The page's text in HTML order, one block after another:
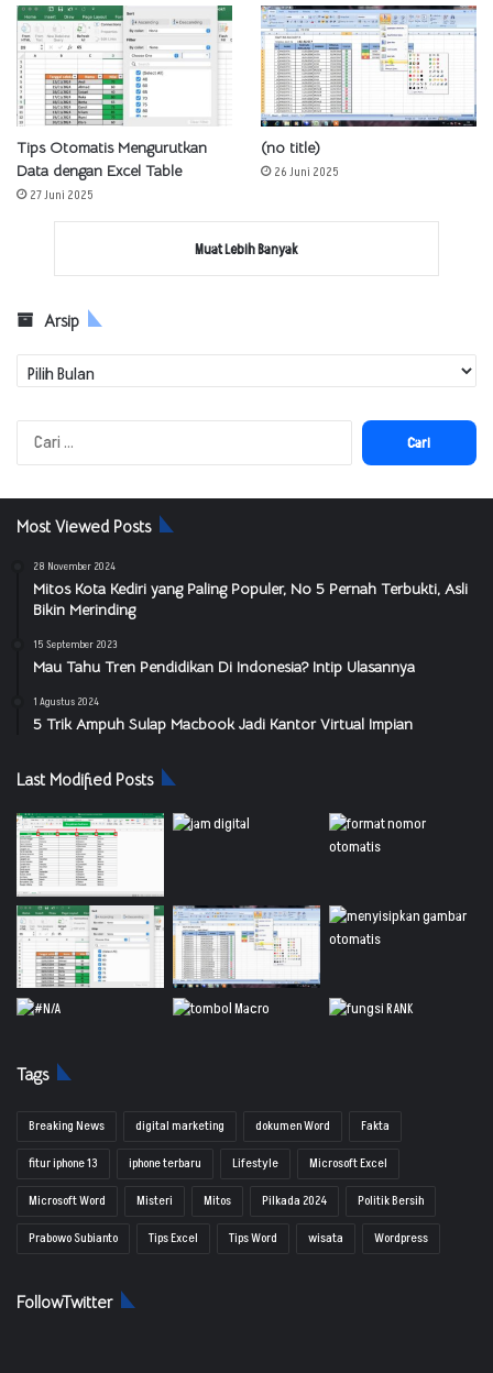
Tips Otomatis Mengurutkan
Data dengan Excel Table
27 Juni 2025
(no title)
26 Juni 2025
Muat Lebih Banyak
Arsip
Cari
untuk:
Most Viewed Posts
28 November 2024
Mitos Kota Kediri yang Paling Populer, No 5 Pernah Terbukti, Asli
Bikin Merinding
15 September 2023
Mau Tahu Tren Pendidikan Di Indonesia? Intip Ulasannya
1 Agustus 2024
5 Trik Ampuh Sulap Macbook Jadi Kantor Virtual Impian
Last Modified Posts
Tags
Breaking News digital marketing dokumen Word
Fakta
fitur iphone 13
iphone terbaru Lifestyle
Microsoft Excel
Microsoft Word
Misteri Mitos Pilkada 2024
Politik Bersih
Prabowo Subianto
Tips Excel Tips Word wisata Wordpress
FollowTwitter